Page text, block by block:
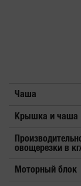
Чаша
Крышка и чаша
овощерезки в
Моторный блок